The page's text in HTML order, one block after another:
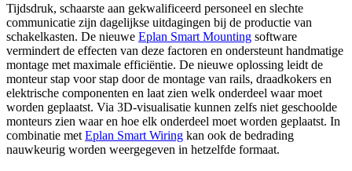
Tijdsdruk, schaarste aan gekwalificeerd personeel en slechte
communicatie zijn dagelijkse uitdagingen bij de productie van
schakelkasten. De nieuwe Eplan Smart Mounting software
vermindert de effecten van deze factoren en ondersteunt handmatige
montage met maximale efficiëntie. De nieuwe oplossing leidt de
monteur stap voor stap door de montage van rails, draadkokers en
elektrische componenten en laat zien welk onderdeel waar moet
worden geplaatst. Via 3D-visualisatie kunnen zelfs niet geschoolde
monteurs zien waar en hoe elk onderdeel moet worden geplaatst. In
combinatie met Eplan Smart Wiring kan ook de bedrading
nauwkeurig worden weergegeven in hetzelfde formaat.